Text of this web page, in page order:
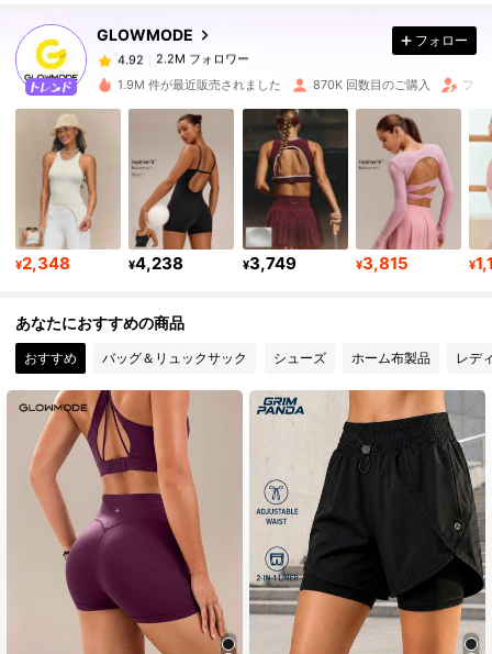
GLOWMODE
4.92 2.2M フォロワー
2.2M フォロワー
2.2M フォロワー
4.92 2.2M フォロワー
4.92 2.2M フォロワー
4.92 2.2M フォロワー
4.92 2.2M フォロワー
4.92 2.2M フォロワー
4.92 2.2M フォロワー
フォロー
1.9M 件が最近販売されました 870K 回数目のご購入 フォ
¥2,348 ¥4,238 ¥3,749 ¥3,815 ¥
あなたにおすすめの商品
おすすめ バッグ＆リュックサック シューズ ホーム布製品 レデ